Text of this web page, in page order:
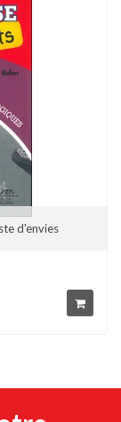
d'envies